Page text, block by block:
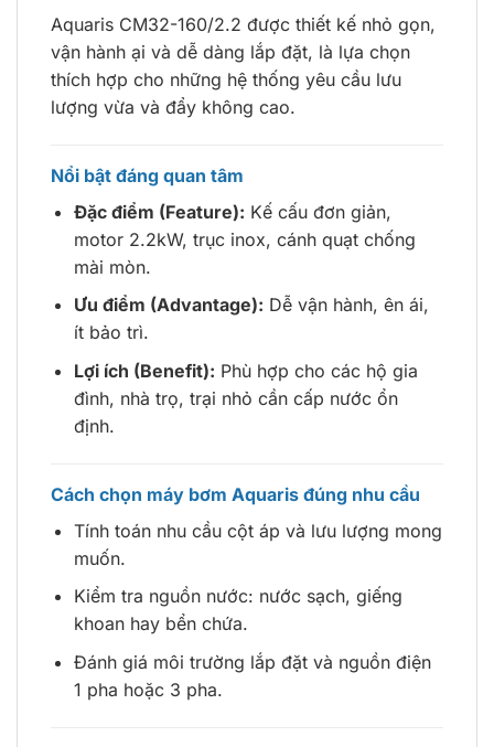
Aquaris CM32-160/2.2 được thiết kế nhỏ gọn,
vận hành ại và dễ dàng lắp đặt, là lựa chọn
thích hợp cho những hệ thống yêu cầu lưu
lượng vừa và đẩy không cao.
Nổi bật đáng quan tâm
Đặc điểm (Feature): Kế cấu đơn giản,
motor 2.2kW, trục inox, cánh quạt chống
mài mòn.
Ưu điểm (Advantage): Dễ vận hành, ên ái,
ít bảo trì.
Lợi ích (Benefit): Phù hợp cho các hộ gia
đình, nhà trọ, trại nhỏ cần cấp nước ổn
định.
Cách chọn máy bơm Aquaris đúng nhu cầu
Tính toán nhu cầu cột áp và lưu lượng mong
muốn.
Kiểm tra nguồn nước: nước sạch, giếng
khoan hay bển chứa.
Đánh giá môi trường lắp đặt và nguồn điện
1 pha hoặc 3 pha.